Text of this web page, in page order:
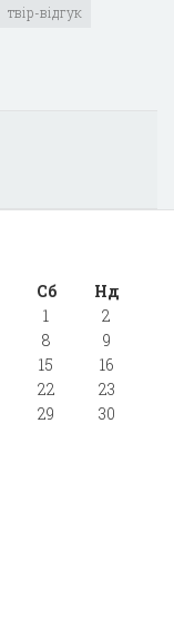
твір-відгук
Сб
Нд
1
2
8
9
15
16
22
23
29
30